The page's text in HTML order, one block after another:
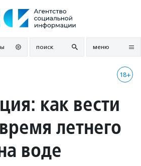
поиск меню
18+
как вести
летнего
воде